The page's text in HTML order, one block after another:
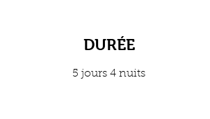
DURÉE
5 jours 4 nuits